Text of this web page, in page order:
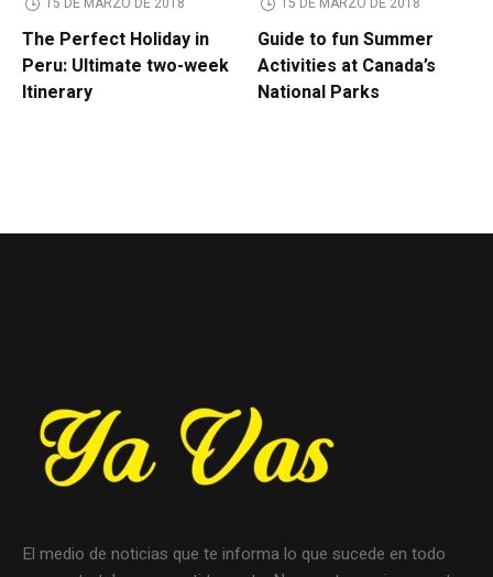
The Perfect Holiday in
Peru: Ultimate two-week
Itinerary
Guide to fun Summer
Activities at Canada’s
National Parks
El medio de noticias que te informa lo que sucede en todo